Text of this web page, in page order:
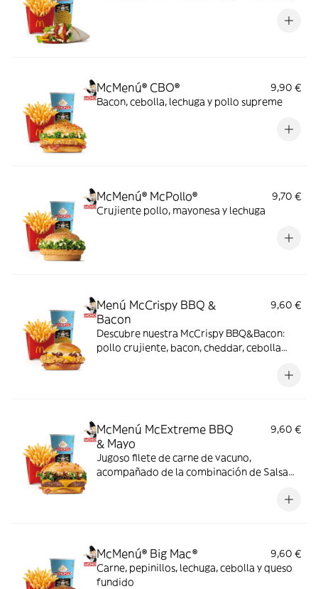
McMenú® CBO®
9,90 €
Bacon, cebolla, lechuga y pollo supreme
McMenú® McPollo®
9,70 €
Crujiente pollo, mayonesa y lechuga
Menú McCrispy BBQ &
Bacon
9,60 €
Descubre nuestra McCrispy BBQ&Bacon:
pollo crujiente, bacon, cheddar, cebolla
harina de trigo con copos de patata. ¡Sabor
McMenú McExtreme BBQ
& Mayo
9,60 €
Jugoso filete de carne de vacuno,
acompañado de la combinación de Salsa
doble de cheddar, lechuga fresca y tiras de
McMenú® Big Mac®
9,60 €
Carne, pepinillos, lechuga, cebolla y queso
fundido